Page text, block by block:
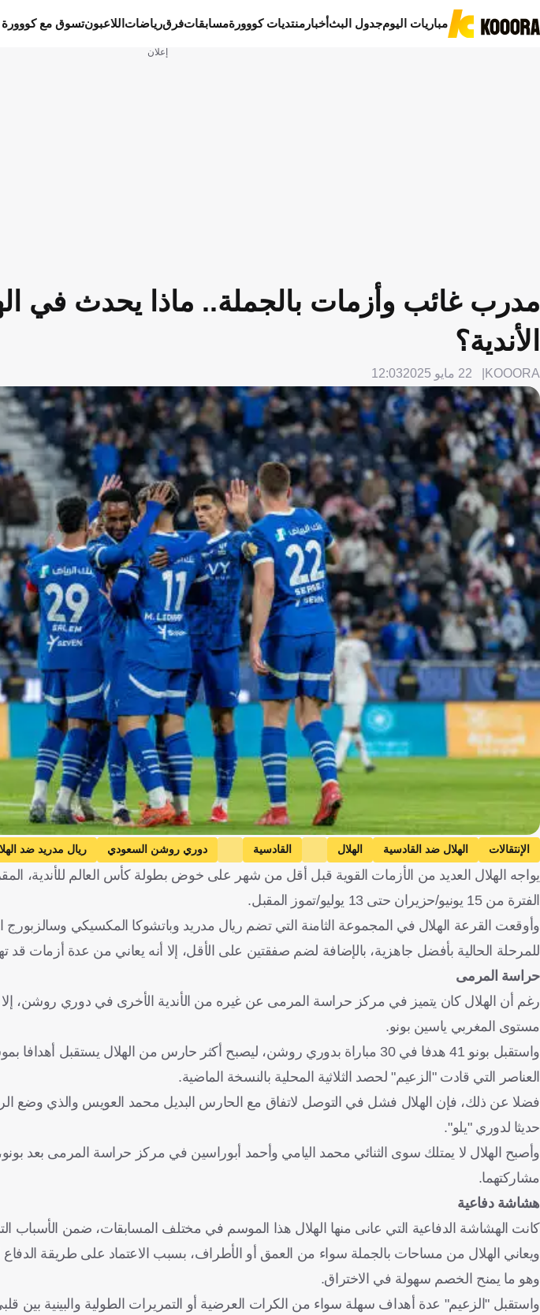
مباريات اليومجدول البثأخبار منتديات كووورةمسابقاتفرقرياضات اللاعبونتسوق مع كووورة
إعلان
مدرب غائب وأزمات بالجملة.. ماذا يحدث في
الأندية؟
KOOORA 22 مايو 2025 12:03
الإنتقالات الهلال ضد القادسية الهلال القادسية دوري روشن السعودي ريال مدريد ضد
محمد الشلهوب
جورج جيسوس علي البليهي جواو كانسيلو خاليدو كوليبالي ياسين بونو
ماركو سيلفا
سيموني إنزاجي نونو سانتو المملكة العربية السعودية
كرة قدم
يواجه الهلال العديد من الأزمات القوية قبل أقل من شهر على خوض بطولة كأس العالم للأندية،
الفترة من 15 يونيو/حزيران حتى 13 يوليو/تموز المقبل.
وأوقعت القرعة الهلال في المجموعة الثامنة التي تضم ريال مدريد وباتشوكا المكسيكي
للمرحلة الحالية بأفضل جاهزية، بالإضافة لضم صفقتين على الأقل، إلا أنه يعاني من عدة أزمات قد
حراسة المرمى
رغم أن الهلال كان يتميز في مركز حراسة المرمى عن غيره من الأندية الأخرى في دوري روشن،
مستوى المغربي ياسين بونو.
واستقبل بونو 41 هدفا في 30 مباراة بدوري روشن، ليصبح أكثر حارس من الهلال
العناصر التي قادت "الزعيم" لحصد الثلاثية المحلية بالنسخة الماضية.
فضلا عن ذلك، فإن الهلال فشل في التوصل لاتفاق مع الحارس البديل محمد العويس والذي وضع
حديثا لدوري "يلو".
وأصبح الهلال لا يمتلك سوى الثنائي محمد اليامي وأحمد أبوراسين في مركز حراسة المرمى بعد
مشاركتهما.
هشاشة دفاعية
كانت الهشاشة الدفاعية التي عانى منها الهلال هذا الموسم في مختلف المسابقات، ضمن الأسباب
ويعاني الهلال من مساحات بالجملة سواء من العمق أو الأطراف، بسبب الاعتماد على طريقة الدفاع
وهو ما يمنح الخصم سهولة في الاختراق.
واستقبل "الزعيم" عدة أهداف سهلة سواء من الكرات العرضية أو التمريرات الطولية والبينية بين